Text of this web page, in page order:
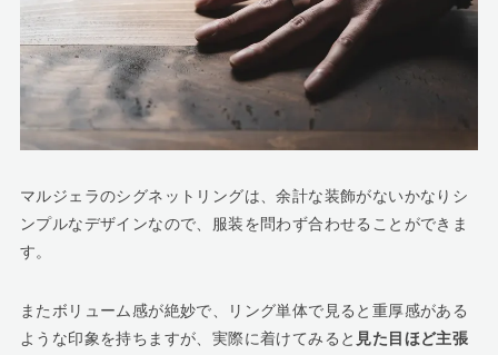
マルジェラのシグネットリングは、余計な装飾がないかなりシ
ンプルなデザインなので、服装を問わず合わせることができま
す。
またボリューム感が絶妙で、リング単体で見ると重厚感がある
ような印象を持ちますが、実際に着けてみると 見た目ほど主張